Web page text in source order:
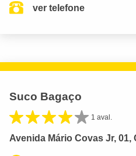
ver telefone
Suco Bagaço
1 aval.
Avenida Mário Covas Jr, 01,